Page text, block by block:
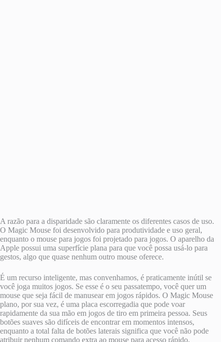
A razão para a disparidade são claramente os diferentes casos de uso.
O Magic Mouse foi desenvolvido para produtividade e uso geral,
enquanto o mouse para jogos foi projetado para jogos. O aparelho da
Apple possui uma superfície plana para que você possa usá-lo para
gestos, algo que quase nenhum outro mouse oferece.
É um recurso inteligente, mas convenhamos, é praticamente inútil se
você joga muitos jogos. Se esse é o seu passatempo, você quer um
mouse que seja fácil de manusear em jogos rápidos. O Magic Mouse
plano, por sua vez, é uma placa escorregadia que pode voar
rapidamente da sua mão em jogos de tiro em primeira pessoa. Seus
botões suaves são difíceis de encontrar em momentos intensos,
enquanto a total falta de botões laterais significa que você não pode
atribuir nenhum comando extra ao mouse para acesso rápido.